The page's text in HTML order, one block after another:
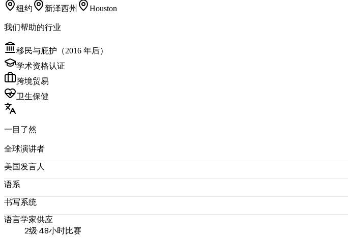
纽约 新泽西州 Houston
我们帮助的行业
移民与庇护（2016 年后）
学术资格认证
跨境贸易
卫生保健
一目了然
全球演讲者
美国发言人
语系
书写系统
语言学家供应
2级·48小时比赛